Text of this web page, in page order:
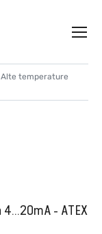
Alte temperature
- ATEX